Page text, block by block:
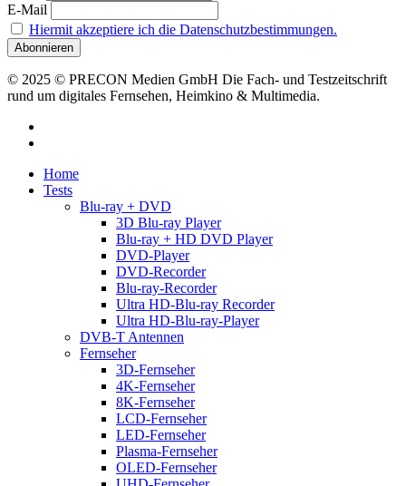
E-Mail
Hiermit akzeptiere ich die Datenschutzbestimmungen.
© 2025 © PRECON Medien GmbH Die Fach- und Testzeitschrift
rund um digitales Fernsehen, Heimkino & Multimedia.
Close
Menu
Home
Tests
Blu-ray + DVD
3D Blu-ray Player
Blu-ray + HD DVD Player
DVD-Player
DVD-Recorder
Blu-ray-Recorder
Ultra HD-Blu-ray Recorder
Ultra HD-Blu-ray-Player
DVB-T Antennen
Fernseher
3D-Fernseher
4K-Fernseher
8K-Fernseher
LCD-Fernseher
LED-Fernseher
Plasma-Fernseher
OLED-Fernseher